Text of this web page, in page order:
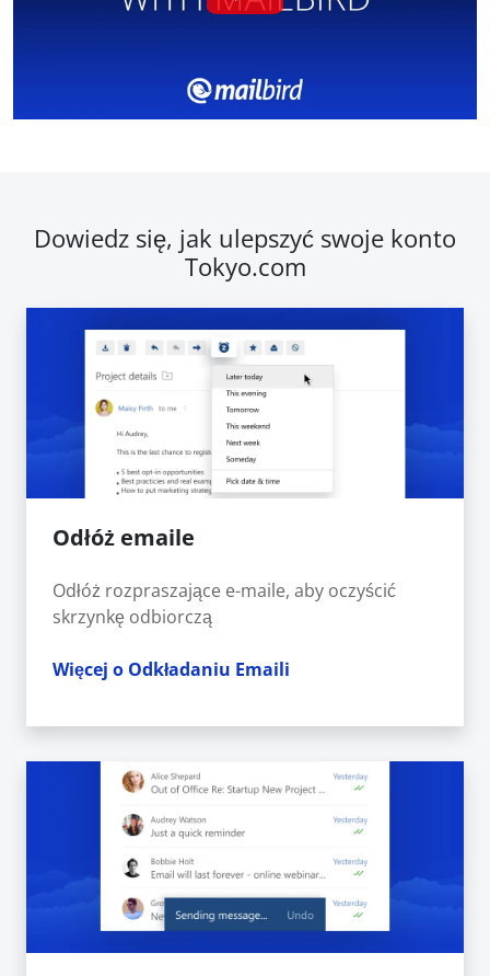
Dowiedz się, jak ulepszyć swoje konto
Tokyo.com
Odłóż emaile
Odłóż rozpraszające e-maile, aby oczyścić
skrzynkę odbiorczą
Więcej o Odkładaniu Emaili